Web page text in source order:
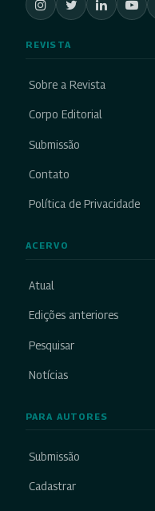
REVISTA
Sobre a Revista
Corpo Editorial
Submissão
Contato
Política de Privacidade
ACERVO
Atual
Edições anteriores
Pesquisar
Notícias
PARA AUTORES
Submissão
Cadastrar